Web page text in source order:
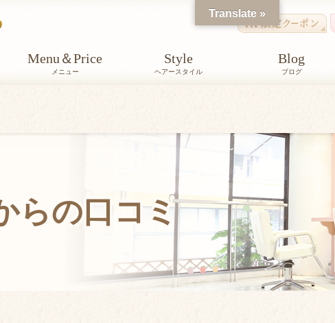
Menu＆Price
メニュー
Style
ヘアースタイル
Blog
ブログ
らの口コミ
Translate »